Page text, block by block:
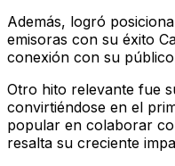
Además, logró
emisoras con su éxito
conexión con su
Otro hito relevante fue
convirtiéndose en el
popular en colaborar
resalta su creciente